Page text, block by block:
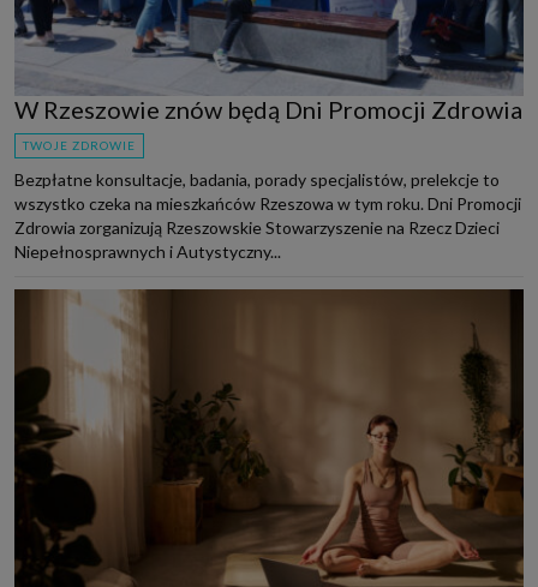
W Rzeszowie znów będą Dni Promocji Zdrowia
TWOJE ZDROWIE
Bezpłatne konsultacje, badania, porady specjalistów, prelekcje to
wszystko czeka na mieszkańców Rzeszowa w tym roku. Dni Promocji
Zdrowia zorganizują Rzeszowskie Stowarzyszenie na Rzecz Dzieci
Niepełnosprawnych i Autystyczny...